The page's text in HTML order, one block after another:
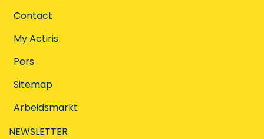
Contact
My Actiris
Pers
Sitemap
Arbeidsmarkt
NEWSLETTER